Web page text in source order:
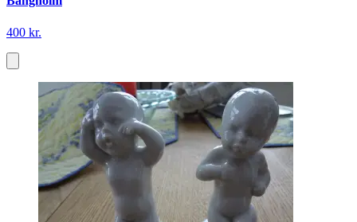
400 kr.